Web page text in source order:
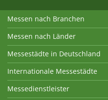
Messen nach Branchen
Messen nach Länder
Messestädte in Deutschland
Internationale Messestädte
Messedienstleister